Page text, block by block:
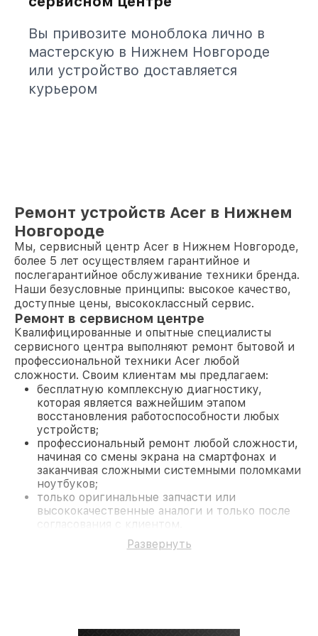
Вы привозите моноблока лично в
мастерскую в Нижнем Новгороде
или устройство доставляется
курьером
Ремонт устройств Acer в Нижнем
Новгороде
Мы, сервисный центр Acer в Нижнем Новгороде,
более 5 лет осуществляем гарантийное и
послегарантийное обслуживание техники бренда.
Наши безусловные принципы: высокое качество,
доступные цены, высококлассный сервис.
Ремонт в сервисном центре
Квалифицированные и опытные специалисты
сервисного центра выполняют ремонт бытовой и
профессиональной техники Acer любой
сложности. Своим клиентам мы предлагаем:
бесплатную комплексную диагностику,
которая является важнейшим этапом
восстановления работоспособности любых
устройств;
профессиональный ремонт любой сложности,
начиная со смены экрана на смартфонах и
заканчивая сложными системными поломками
ноутбуков;
только оригинальные запчасти или
высококачественные аналоги и только после
согласования с клиентом.
На все работы и замененные комплектующие
предоставляется длительная гарантия. В случае
Развернуть